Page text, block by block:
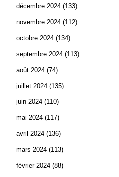
décembre 2024 (133)
novembre 2024 (112)
octobre 2024 (134)
septembre 2024 (113)
août 2024 (74)
juillet 2024 (135)
juin 2024 (110)
mai 2024 (117)
avril 2024 (136)
mars 2024 (113)
février 2024 (88)